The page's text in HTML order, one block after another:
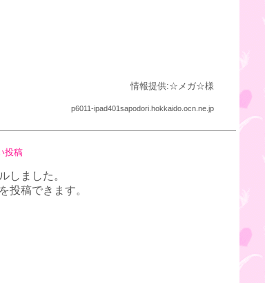
情報提供:☆メガ☆様
p6011-ipad401sapodori.hokkaido.ocn.ne.jp
投稿
しました。
投稿できます。